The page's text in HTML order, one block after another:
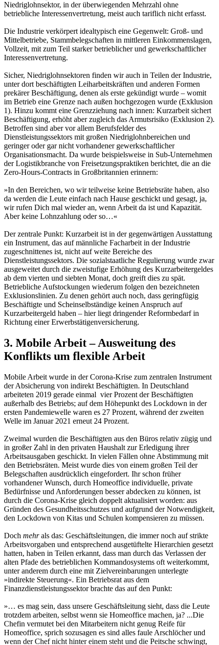
Niedriglohnsektor, in der überwiegenden Mehrzahl ohne
betriebliche Interessenvertretung, meist auch tariflich nicht erfasst.
Die Industrie verkörpert idealtypisch eine Gegenwelt: Groß- und
Mittelbetriebe, Stammbelegschaften in mittleren Einkommenslagen,
Vollzeit, mit zum Teil starker betrieblicher und gewerkschaftlicher
Interessenvertretung.
Sicher, Niedriglohnsektoren finden wir auch in Teilen der Industrie,
unter dort beschäftigten Leiharbeitskräften und anderen Formen
prekärer Beschäftigung, denen als erste gekündigt wurde – womit
im Betrieb eine Grenze nach außen hochgezogen wurde (Exklusion
1). Hinzu kommt eine Grenzziehung nach innen: Kurzarbeit sichert
Beschäftigung, erhöht aber zugleich das Armutsrisiko (Exklusion 2).
Betroffen sind aber vor allem Berufsfelder des
Dienstleistungssektors mit großen Niedriglohnbereichen und
geringer oder gar nicht vorhandener gewerkschaftlicher
Organisationsmacht. Da wurde beispielsweise in Sub-Unternehmen
der Logistikbranche von Freisetzungspraktiken berichtet, die an die
Zero-Hours-Contracts in Großbritannien erinnern:
»In den Bereichen, wo wir teilweise keine Betriebsräte haben, also
da werden die Leute einfach nach Hause geschickt und gesagt, ja,
wir rufen Dich mal wieder an, wenn Arbeit da ist und Kapazität.
Aber keine Lohnzahlung oder so…«
Der zentrale Punkt: Kurzarbeit ist in der gegenwärtigen Ausstattung
ein Instrument, das auf männliche Facharbeit in der Industrie
zugeschnittenes ist, nicht auf weite Bereiche des
Dienstleistungssektors. Die sozialstaatliche Regulierung wurde zwar
ausgeweitet durch die zweistufige Erhöhung des Kurzarbeitergeldes
ab dem vierten und siebten Monat, doch greift dies zu spät.
Betriebliche Aufstockungen wiederum folgen den bezeichneten
Exklusionslinien. Zu denen gehört auch noch, dass geringfügig
Beschäftigte und Scheinselbständige keinen Anspruch auf
Kurzarbeitergeld haben – hier liegt dringender Reformbedarf in
Richtung einer Erwerbstätigenversicherung.
3. Mobile Arbeit – Ausweitung des
Konflikts um flexible Arbeit
Mobile Arbeit wurde in der Corona-Krise zum zentralen Instrument
der Absicherung von indirekt Beschäftigten. In Deutschland
arbeiteten 2019 gerade einmal vier Prozent der Beschäftigten
außerhalb des Betriebs; auf dem Höhepunkt des Lockdown in der
ersten Pandemiewelle waren es 27 Prozent, während der zweiten
Welle im Januar 2021 erneut 24 Prozent.
Zweimal wurden die Beschäftigten aus den Büros relativ zügig und
in großer Zahl in den privaten Haushalt zur Erledigung ihrer
Arbeitsausgaben geschickt. In vielen Fällen ohne Abstimmung mit
den Betriebsräten. Meist wurde dies von einem großen Teil der
Belegschaften ausdrücklich eingefordert. Ihr schon früher
vorhandener Wunsch, durch Homeoffice individuelle, private
Bedürfnisse und Anforderungen besser abdecken zu können, ist
durch die Corona-Krise gleich doppelt aktualisiert worden: aus
Gründen des Gesundheitsschutzes und aufgrund der Notwendigkeit,
den Lockdown von Kitas und Schulen kompensieren zu müssen.
Doch mehrals das: Geschäftsleitungen, die immer noch auf strikte
Arbeitsvorgaben und entsprechend ausgetüftelte Hierarchien gesetzt
hatten, haben in Teilen erkannt, dass man durch das Verlassen der
alten Pfade des betrieblichen Kommandosystems oft weiterkommt,
unter anderem durch eine mit Zielvereinbarungen unterlegte
»indirekte Steuerung«. Ein Betriebsrat aus dem
Finanzdienstleistungssektor brachte das auf den Punkt:
»… es mag sein, dass unsere Geschäftsleitung sieht, dass die Leute
trotzdem arbeiten, selbst wenn sie Homeoffice machen, ja? ...Die
Chefin vermutet bei den Mitarbeitern nicht genug Reife für
Homeoffice, sprich sozusagen es sind alles faule Arschlöcher und
wenn der Chef nicht hinter einem steht und die Peitsche schwingt,